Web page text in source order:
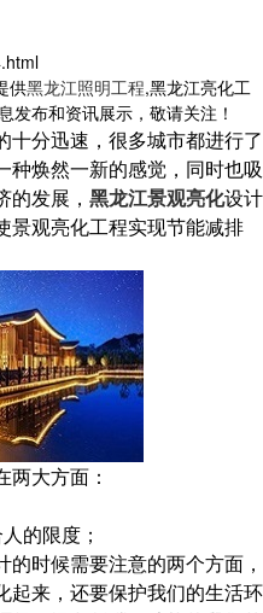
供黑龙江照明工程,黑龙江亮化工
发布和资讯展示，敬请关注！
十分迅速，很多城市都进行了
种焕然一新的感觉，同时也吸
发展， 黑龙江景观亮化设计
景观亮化工程实现节能减排
大方面：
的限度；
时候需要注意的两个方面，
起来，还要保护我们的生活环